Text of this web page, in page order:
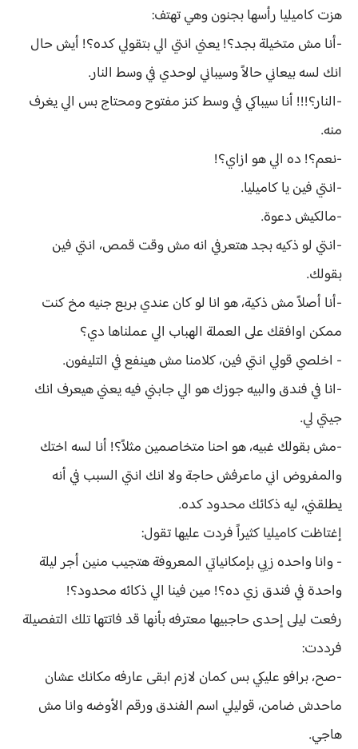
هزت كاميليا رأسها بجنون وهي تهتف:
-أنا مش متخيلة بجد؟! يعني انتي الي بتقولي كده؟! أيش حال
انك لسه بيعاني حالاً وسيباني لوحدي في وسط النار.
-النار؟!!! أنا سيباكي في وسط كنز مفتوح ومحتاج بس الي يغرف
منه.
-نعم؟! ده الي هو ازاي؟!
-انتي فين يا كاميليا.
-مالكيش دعوة.
-انتي لو ذكيه بجد هتعرفي انه مش وقت قمص، انتي فين
بقولك.
-أنا أصلاً مش ذكية، هو انا لو كان عندي بربع جنيه مخ كنت
ممكن اوافقك على العملة الهباب الي عملناها دي؟
- اخلصي قولي انتي فين، كلامنا مش هينفع في التليفون.
-انا في فندق والبيه جوزك هو الي جابني فيه يعني هيعرف انك
جيتي لي.
-مش بقولك غبيه، هو احنا متخاصمين مثلاً؟! أنا لسه اختك
والمفروض اني ماعرفش حاجة ولا انك انتي السبب في أنه
يطلقني، ليه ذكائك محدود كده.
إغتاظت كاميليا كثيراً فردت عليها تقول:
- وانا واحده زيي بإمكانياتي المعروفة هتجيب منين أجر ليلة
واحدة في فندق زي ده؟! مين فينا الي ذكائه محدود؟!
رفعت ليلى إحدى حاجبيها معترفه بأنها قد فاتتها تلك التفصيلة
فرددت:
-صح، برافو عليكي بس كمان لازم ابقى عارفه مكانك عشان
ماحدش ضامن، قوليلي اسم الفندق ورقم الأوضه وانا مش
هاجي.